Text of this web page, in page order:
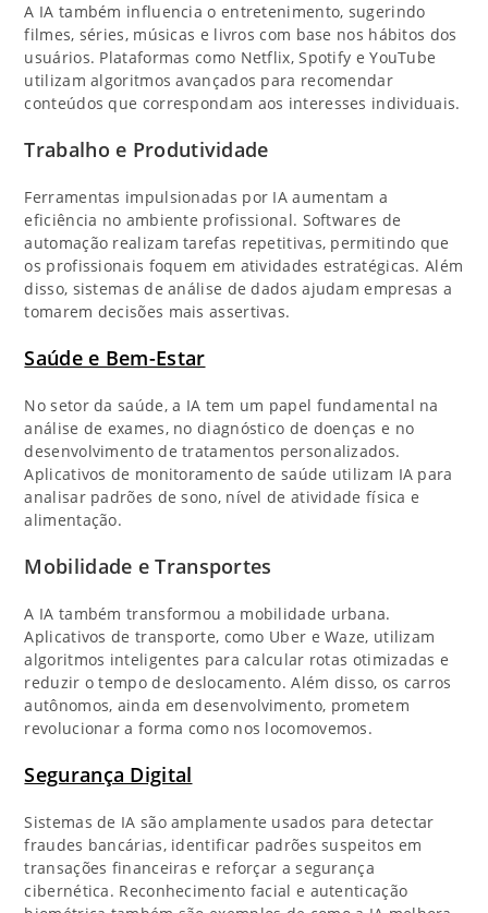
A IA também influencia o entretenimento, sugerindo
filmes, séries, músicas e livros com base nos hábitos dos
usuários. Plataformas como Netflix, Spotify e YouTube
utilizam algoritmos avançados para recomendar
conteúdos que correspondam aos interesses individuais.
Trabalho e Produtividade
Ferramentas impulsionadas por IA aumentam a
eficiência no ambiente profissional. Softwares de
automação realizam tarefas repetitivas, permitindo que
os profissionais foquem em atividades estratégicas. Além
disso, sistemas de análise de dados ajudam empresas a
tomarem decisões mais assertivas.
Saúde e Bem-Estar
No setor da saúde, a IA tem um papel fundamental na
análise de exames, no diagnóstico de doenças e no
desenvolvimento de tratamentos personalizados.
Aplicativos de monitoramento de saúde utilizam IA para
analisar padrões de sono, nível de atividade física e
alimentação.
Mobilidade e Transportes
A IA também transformou a mobilidade urbana.
Aplicativos de transporte, como Uber e Waze, utilizam
algoritmos inteligentes para calcular rotas otimizadas e
reduzir o tempo de deslocamento. Além disso, os carros
autônomos, ainda em desenvolvimento, prometem
revolucionar a forma como nos locomovemos.
Segurança Digital
Sistemas de IA são amplamente usados para detectar
fraudes bancárias, identificar padrões suspeitos em
transações financeiras e reforçar a segurança
cibernética. Reconhecimento facial e autenticação